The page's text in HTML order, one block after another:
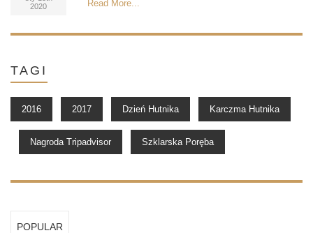
2020
Read More...
TAGI
2016 2017 Dzień Hutnika Karczma Hutnika
Nagroda Tripadvisor Szklarska Poręba
POPULAR